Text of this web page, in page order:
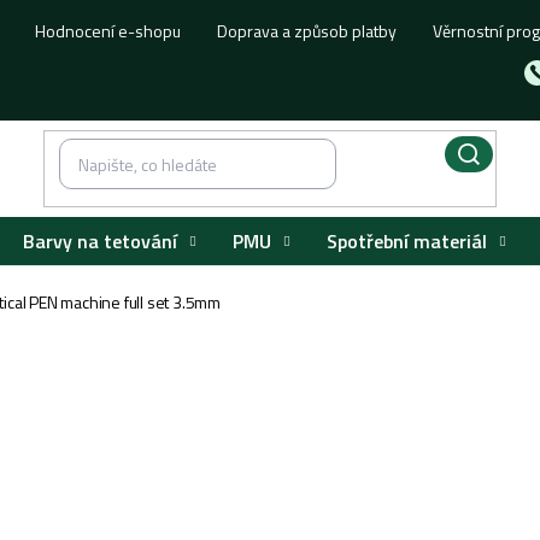
Hodnocení e-shopu Doprava a způsob platby Věrnostní
Barvy na tetování PMU Spotřební materiál
PEN machine full set 3.5mm